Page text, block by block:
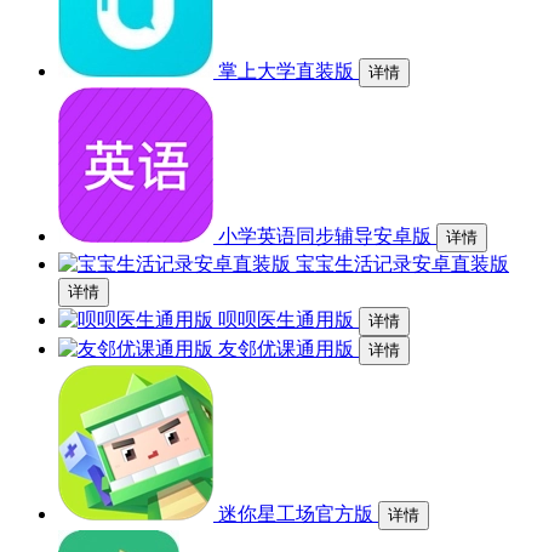
掌上大学直装版 详情
小学英语同步辅导安卓版 详情
宝宝生活记录安卓直装版
详情
呗呗医生通用版 详情
友邻优课通用版 详情
迷你星工场官方版 详情